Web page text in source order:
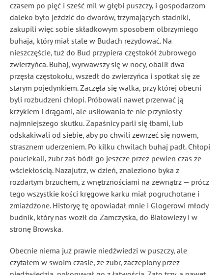
czasem po pięć i sześć mil w głębi puszczy, i gospodarzom
daleko było jeździć do dworów, trzymających stadniki,
zakupili więc sobie składkowym sposobem olbrzymiego
buhaja, który miał stale w Budach rezydować. Na
nieszczęście, tuż do Bud przypiera częstokół żubrowego
zwierzyńca. Buhaj, wyrwawszy się w nocy, obalił dwa
przęsła częstokołu, wszedł do zwierzyńca i spotkał się ze
starym pojedynkiem. Zaczęła się walka, przy której obecni
byli rozbudzeni chłopi. Próbowali nawet przerwać ją
krzykiem i drągami, ale usiłowania te nie przyniosły
najmniejszego skutku. Zapaśnicy parli się łbami, lub
odskakiwali od siebie, aby po chwili zewrzeć się nowem,
strasznem uderzeniem. Po kilku chwilach buhaj padł. Chłopi
pouciekali, żubr zaś bódł go jeszcze przez pewien czas ze
wściekłością. Nazajutrz, w dzień, znaleziono byka z
rozdartym brzuchem, z wnętrznościami na zewnątrz — prócz
tego wszystkie kości kręgowe karku miał pogruchotane i
zmiażdżone. Historyę tę opowiadał mnie i Glogerowi młody
budnik, który nas woził do Zamczyska, do Białowieży i w
stronę Browska.
Obecnie niema już prawie niedźwiedzi w puszczy, ale
czytałem w swoim czasie, że żubr, zaczepiony przez